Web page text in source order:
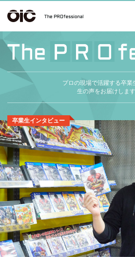
プロの現場で活躍する卒業
生の声をお届けします
卒業生インタビュー